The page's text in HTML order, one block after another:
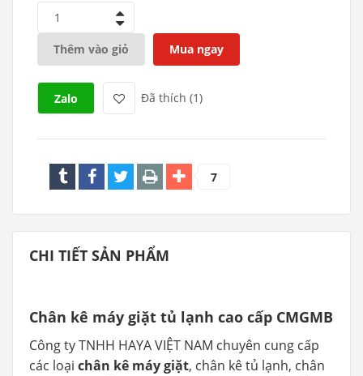
1
Thêm vào giỏ Mua ngay
Zalo Đã thích (1)
7
CHI TIẾT SẢN PHẨM
Chân kê máy giặt tủ lạnh cao cấp CMGMB
Công ty TNHH HAYA VIỆT NAM chuyên cung cấp
các loại chân kê máy giặt, chân kê tủ lạnh, chân